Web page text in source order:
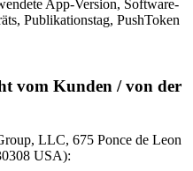
App-Version, Software-
Publikationstag, PushToken
vom Kunden / von der
LLC, 675 Ponce de Leon
USA):